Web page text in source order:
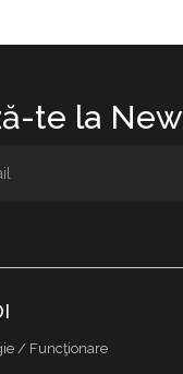
te la
/ Funcţionare